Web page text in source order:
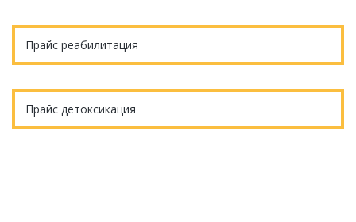
Прайс реабилитация
Прайс детоксикация